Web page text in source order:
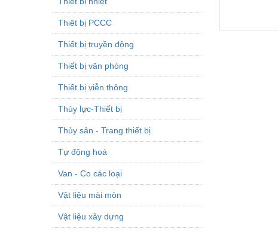
Thiêt bị PCCC
Thiết bị truyền động
Thiết bị văn phòng
Thiết bị viễn thông
Thủy lực-Thiết bị
Thủy sản - Trang thiết bị
Tự động hoá
Van - Co các loại
Vật liệu mài mòn
Vật liệu xây dựng